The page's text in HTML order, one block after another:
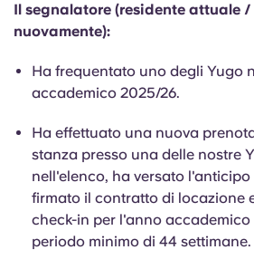
Account
English (US)
Chinese
Seleziona una città
Seleziona una residenza
Accedi
Portuguese
Il segnalatore (residente attuale
nuovamente):
Ha frequentato uno degli Yugo
accademico 2025/26.
Ha effettuato una nuova
stanza presso una delle nostre
nell'elenco, ha versato
firmato il contratto di locazione
check-in per l'anno accademico
periodo minimo di 44 settimane.